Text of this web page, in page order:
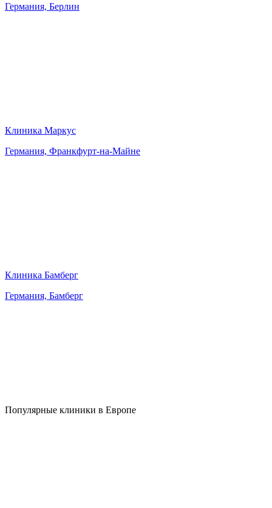
Германия, Берлин
Клиника Маркус
Германия, Франкфурт-на-Майне
Клиника Бамберг
Германия, Бамберг
Популярные клиники в Европе